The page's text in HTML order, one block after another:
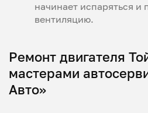
начинает испаряться и
вентиляцию.
Ремонт двигателя
мастерами
Авто»